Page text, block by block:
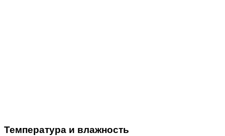
Температура и влажность